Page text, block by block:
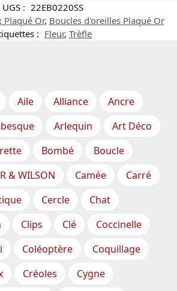
UGS : 22EB0220SS
Plaqué Or, Boucles d'oreilles Plaqué Or
: Fleur, Trèfle
Aile Alliance
Ancre
Arlequin
Art Déco
Bombé
Boucle
& WILSON Camée
Carré
Cercle
Chat
Clips Clé
Coccinelle
Coléoptère
Coquillage
Créoles
Cygne